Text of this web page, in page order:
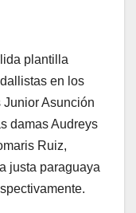
plantilla
en los
Asunción
damas Audreys
Ruiz,
justa paraguaya